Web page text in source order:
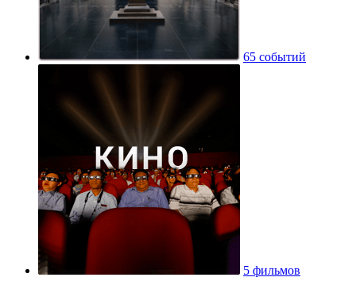
65 событий
5 фильмов